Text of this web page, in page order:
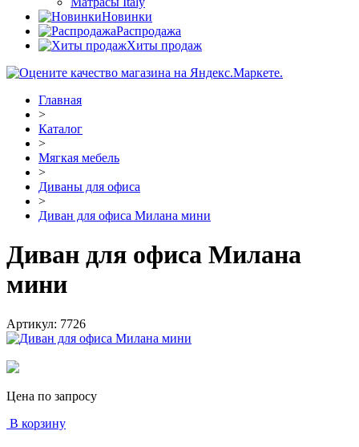
Новинки
Распродажа
Хиты продаж
Главная
>
Каталог
>
Мягкая мебель
>
Диваны для офиса
>
Диван для офиса Милана мини
Диван для офиса Милана
мини
Артикул: 7726
Цена по запросу
В корзину